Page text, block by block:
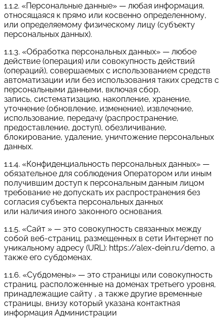
1.1.2. «Персональные данные» — любая информация,
относящаяся к прямо или косвенно определенному,
или определяемому физическому лицу (субъекту
персональных данных).
1.1.3. «Обработка персональных данных» — любое
действие (операция) или совокупность действий
(операций), совершаемых с использованием средств
автоматизации или без использования таких средств с
персональными данными, включая сбор,
запись, систематизацию, накопление, хранение,
уточнение (обновление, изменение), извлечение,
использование, передачу (распространение,
предоставление, доступ), обезличивание,
блокирование, удаление, уничтожение персональных
данных.
1.1.4. «Конфиденциальность персональных данных» —
обязательное для соблюдения Оператором или иным
получившим доступ к персональным данным лицом
требование не допускать их распространения без
согласия субъекта персональных данных
или наличия иного законного основания.
1.1.5. «Сайт » — это совокупность связанных между
собой веб-страниц, размещенных в сети Интернет по
уникальному адресу (URL): https://alex-dein.ru/demo, а
также его субдоменах.
1.1.6. «Субдомены» — это страницы или совокупность
страниц, расположенные на доменах третьего уровня,
принадлежащие сайту , а также другие временные
страницы, внизу который указана контактная
информация Администрации